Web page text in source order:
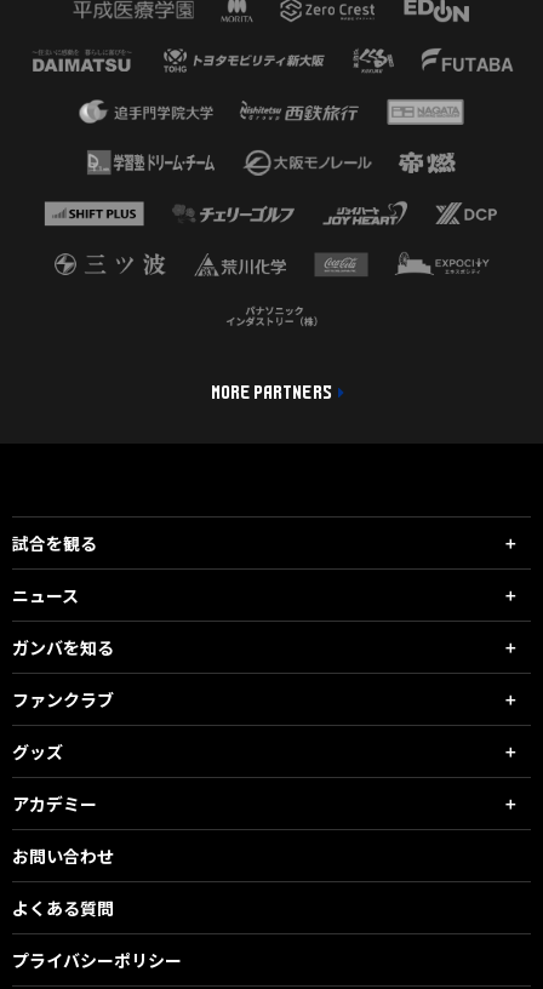
MORE PARTNERS
試合を観る
ニュース
ガンバを知る
ファンクラブ
グッズ
アカデミー
お問い合わせ
よくある質問
プライバシーポリシー